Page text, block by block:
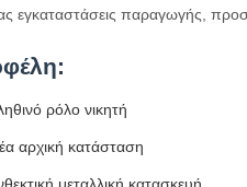
εγκαταστάσεις παραγωγής,
ρόλο νικητή
αρχική κατάσταση